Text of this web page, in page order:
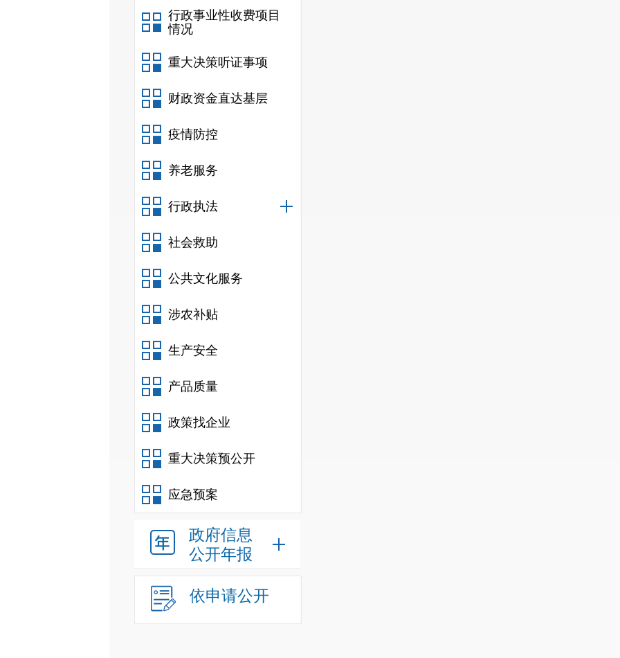
行政事业性收费项目
情况
重大决策听证事项
财政资金直达基层
疫情防控
养老服务
行政执法
社会救助
公共文化服务
涉农补贴
生产安全
产品质量
政策找企业
重大决策预公开
应急预案
政府信息
公开年报
依申请公开